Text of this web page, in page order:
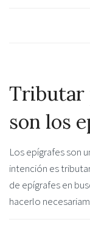
Tributar
son los
Los epígrafes son
intención es
de epígrafes en
hacerlo